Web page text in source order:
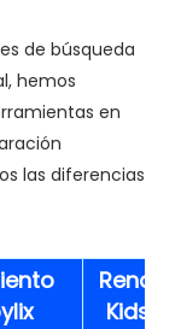
de búsqueda
hemos
en
las diferencias